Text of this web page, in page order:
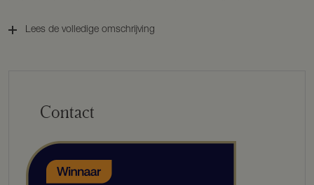
U woont en leeft er zoals u wil. Een prettige, pretentieloze plek waar
volledig geïsoleerd en heeft energielabel A+, wat zorgt voor een
slaapkamer met eigen sanitair. De originele gebinten uit 1900 geven
karakter. Aluminium taatsdeuren zorgen voor prachtige zichtlijnen
door de boerderij. Door ruime openslaande tuindeuren op diezelfde
lijn, is het uitzicht over het erf vrijuit de weilanden in. Boven zijn 3
Lees de volledige omschrijving
Contact